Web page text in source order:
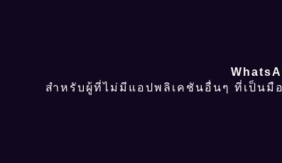
สำหรับผู้ที่ไม่มีแอปพลิเคชันอื่นๆ ที่เป็นมื